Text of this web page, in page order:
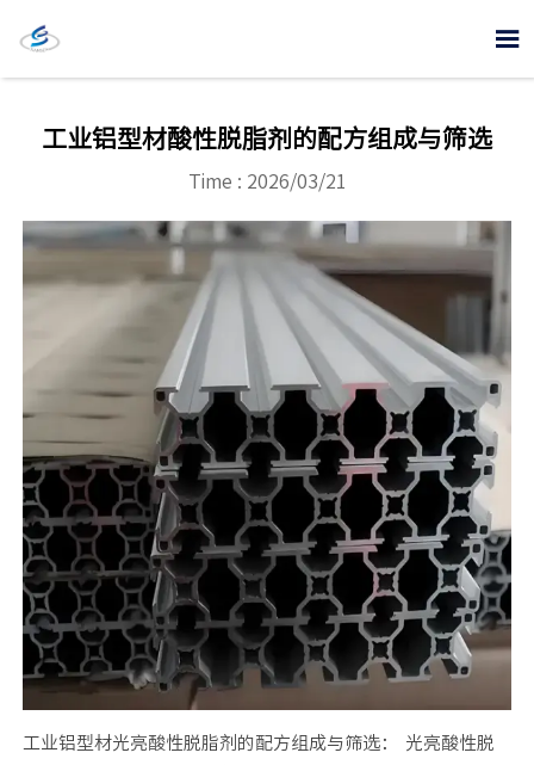

工业铝型材酸性脱脂剂的配方组成与筛选
Time : 2026/03/21
工业铝型材光亮酸性脱脂剂的配方组成与筛选： 光亮酸性脱